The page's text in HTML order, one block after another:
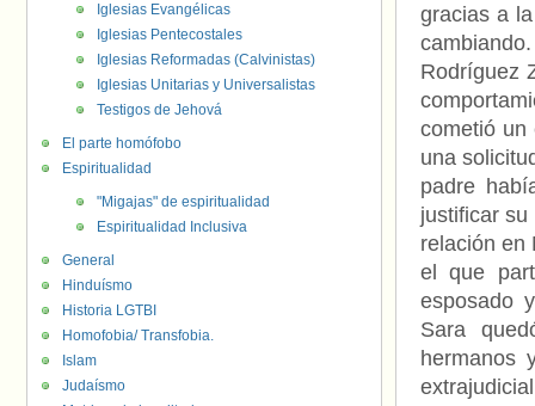
gracias a
Rodríguez
cometió un
una
padre
justificar
relación en
el que
esposado
Sara
hermanos
Iglesias Evangélicas
Iglesias Pentecostales
Iglesias Reformadas (Calvinistas)
Iglesias Unitarias y Universalistas
Testigos de Jehová
El parte homófobo
Espiritualidad
"Migajas" de espiritualidad
Espiritualidad Inclusiva
General
Hinduísmo
Historia LGTBI
Homofobia/ Transfobia.
Islam
Judaísmo